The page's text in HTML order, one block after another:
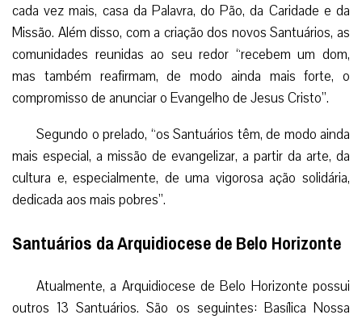
cada vez mais, casa da Palavra, do Pão, da Caridade e da
Missão. Além disso, com a criação dos novos Santuários, as
comunidades reunidas ao seu redor “recebem um dom,
mas também reafirmam, de modo ainda mais forte, o
compromisso de anunciar o Evangelho de Jesus Cristo”.
Segundo o prelado, “os Santuários têm, de modo ainda
mais especial, a missão de evangelizar, a partir da arte, da
cultura e, especialmente, de uma vigorosa ação solidária,
dedicada aos mais pobres”.
Santuários da Arquidiocese de Belo Horizonte
Atualmente, a Arquidiocese de Belo Horizonte possui
outros 13 Santuários. São os seguintes: Basílica Nossa